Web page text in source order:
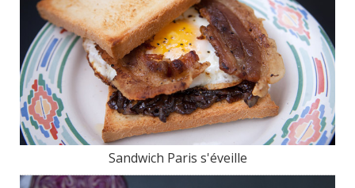
Sandwich Paris s'éveille